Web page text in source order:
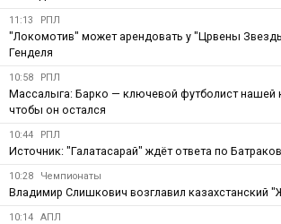
11:13 РПЛ
"Локомотив" может арендовать у "Црвены
Генделя
10:58 РПЛ
Массалыга: Барко — ключевой футболист нашей
чтобы он остался
10:44 РПЛ
Источник: "Галатасарай" ждёт ответа по
10:28 Чемпионаты
Владимир Слишкович возглавил казахстанский
10:14 АПЛ